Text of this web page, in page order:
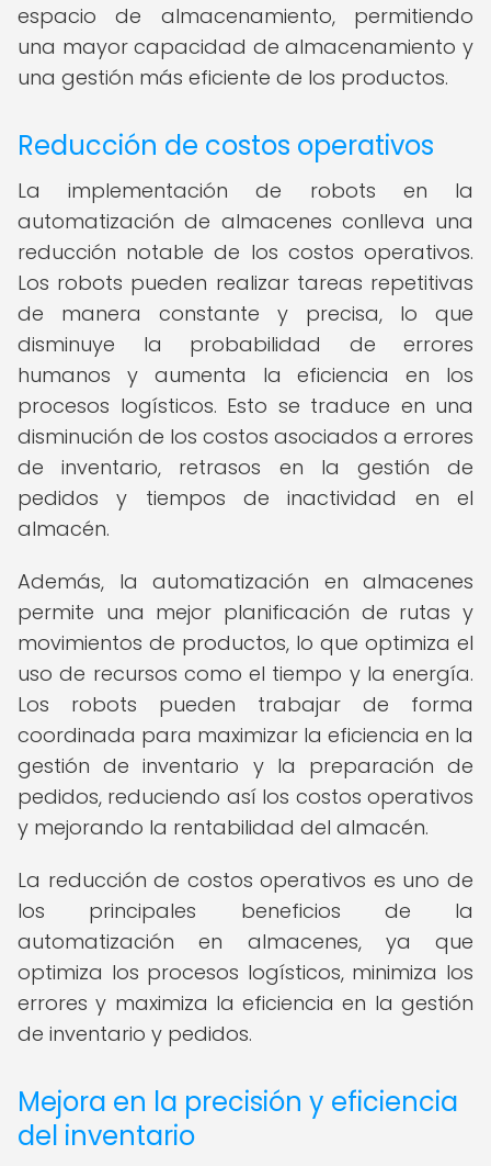
espacio de almacenamiento, permitiendo
una mayor capacidad de almacenamiento y
una gestión más eficiente de los productos.
Reducción de costos operativos
La implementación de robots en la
automatización de almacenes conlleva una
reducción notable de los costos operativos.
Los robots pueden realizar tareas repetitivas
de manera constante y precisa, lo que
disminuye la probabilidad de errores
humanos y aumenta la eficiencia en los
procesos logísticos. Esto se traduce en una
disminución de los costos asociados a errores
de inventario, retrasos en la gestión de
pedidos y tiempos de inactividad en el
almacén.
Además, la automatización en almacenes
permite una mejor planificación de rutas y
movimientos de productos, lo que optimiza el
uso de recursos como el tiempo y la energía.
Los robots pueden trabajar de forma
coordinada para maximizar la eficiencia en la
gestión de inventario y la preparación de
pedidos, reduciendo así los costos operativos
y mejorando la rentabilidad del almacén.
La reducción de costos operativos es uno de
los principales beneficios de la
automatización en almacenes, ya que
optimiza los procesos logísticos, minimiza los
errores y maximiza la eficiencia en la gestión
de inventario y pedidos.
Mejora en la precisión y eficiencia
del inventario